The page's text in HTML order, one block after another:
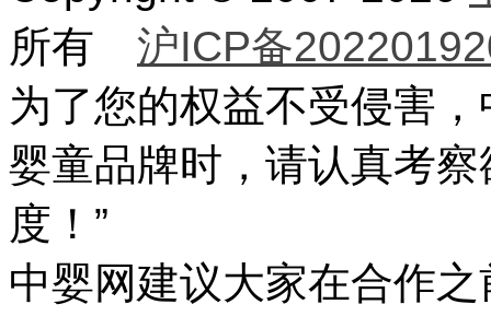
所有 沪ICP备
为了您的权益不受侵害
婴童品牌时，请认真考
度！”
中婴网建议大家在合作